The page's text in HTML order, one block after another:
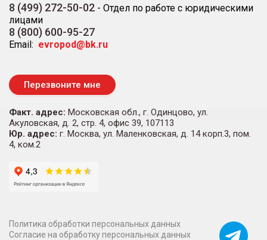
8 (499) 272-50-02 - Отдел по работе с юридическими
лицами
8 (800) 600-95-27
Email: evropod@bk.ru
Перезвоните мне
Факт. адрес: Московская обл., г. Одинцово, ул.
Акуловская, д. 2, стр. 4, офис 39, 107113
Юр. адрес: г. Москва, ул. Маленковская, д. 14 корп.3, пом.
4, ком.2
Политика обработки персональных данных
Согласие на обработку персональных данных